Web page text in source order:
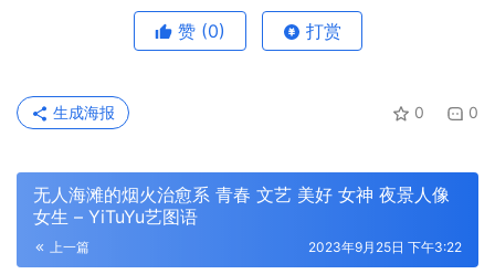
赞 (0) 打赏
0 0
生成海报
无人海滩的烟火治愈系 青春 文艺 美好 女神 夜景人像
女生 – YiTuYu艺图语
上一篇 2023年9月25日 下午3:22